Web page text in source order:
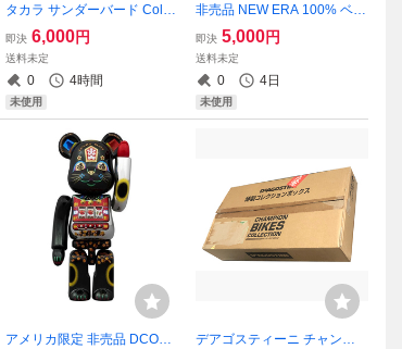
タカラ サンダーバード Colle
ction フルコンプ全7種set/未
使用
即決 6,000円
送料未定
0 4時間
未使用
非売品 NEW ERA 100% ベア
ブリック/未開封
即決 5,000円
送料未定
0 4日
未使用
アメリカ限定 非売品 DCON
デアゴスティーニ チャンピ